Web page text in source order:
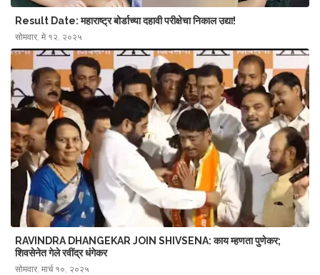
Result Date: महाराष्ट्र बोर्डाच्या दहावी परीक्षेचा निकाल उद्या!
सोमवार, मे १२, २०२५
RAVINDRA DHANGEKAR JOIN SHIVSENA: काय म्हणता पुणेकर;
शिवसेनेत गेले रवींद्र धंगेकर
सोमवार, मार्च १०, २०२५